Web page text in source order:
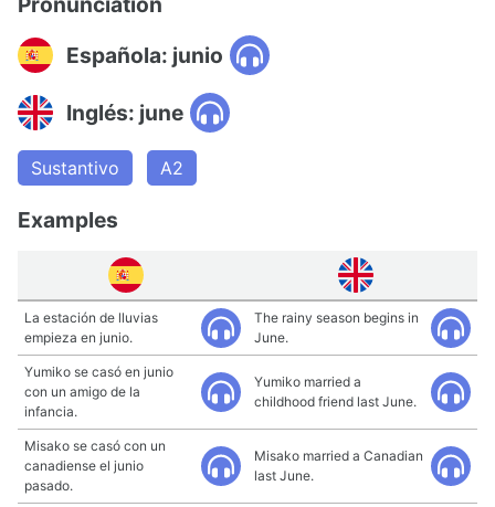
Española: junio
Inglés: june
Sustantivo A2
Examples
La estación de lluvias
empieza en junio.
The rainy season begins in
June.
Yumiko se casó en junio
con un amigo de la
infancia.
Yumiko married a
childhood friend last June.
Misako se casó con un
canadiense el junio
pasado.
Misako married a Canadian
last June.